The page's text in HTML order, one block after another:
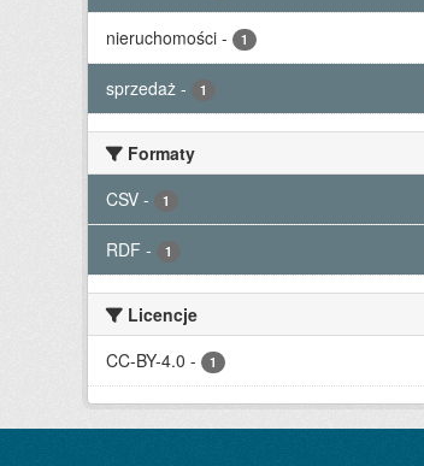
nieruchomości - 1
sprzedaż - 1
Formaty
CSV - 1
RDF - 1
Licencje
CC-BY-4.0 - 1